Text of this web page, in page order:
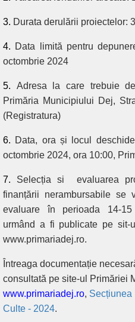
3. Durata derulării proiectelor:
4. Data limită pentru
octombrie 2024
5. Adresa la care trebuie
Primăria Municipiului Dej,
(Registratura)
6. Data, ora și locul
octombrie 2024, ora 10:00,
7. Selecția si
evaluarea
finanțării nerambursabile
evaluare în perioada 14-
urmând a fi publicate pe sit-
www.primariadej.ro.
Întreaga documentație
consultată pe site-ul Primăriei
www.primariadej.ro, Secțiunea
Culte - 2024.